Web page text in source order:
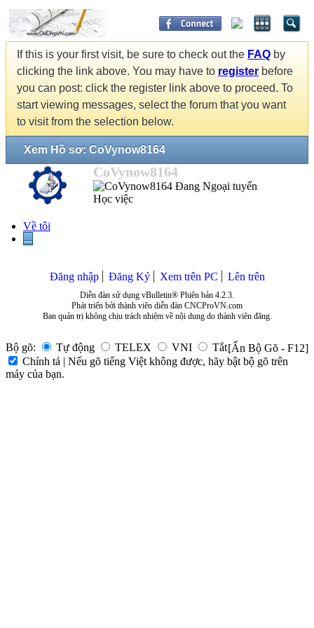
If this is your first visit, be sure to check out the FAQ by
clicking the link above. You may have to register before
you can post: click the register link above to proceed. To
start viewing messages, select the forum that you want
to visit from the selection below.
Xem Hồ sơ: CoVynow8164
CoVynow8164
Học việc
Về tôi
...
Đăng nhập Đăng Ký Xem trên PC Lên trên
Diễn đàn sử dụng vBulletin® Phiên bản 4.2.3.
Phát triển bởi thành viên diễn đàn CNCProVN.com
Ban quản trị không chịu trách nhiệm về nội dung do thành viên đăng.
Bộ gõ: Tự động TELEX VNI Tắt[Ẩn Bộ Gõ - F12]
Chính tả | Nếu gõ tiếng Việt không được, hãy bật bộ gõ trên
máy của bạn.